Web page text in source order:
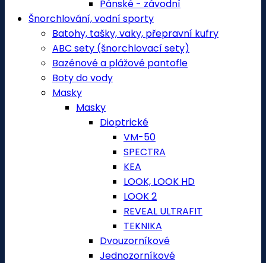
Pánské - závodní
Šnorchlování, vodní sporty
Batohy, tašky, vaky, přepravní kufry
ABC sety (šnorchlovací sety)
Bazénové a plážové pantofle
Boty do vody
Masky
Masky
Dioptrické
VM-50
SPECTRA
KEA
LOOK, LOOK HD
LOOK 2
REVEAL ULTRAFIT
TEKNIKA
Dvouzorníkové
Jednozorníkové